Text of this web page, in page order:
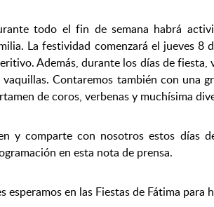
todo el fin de semana habrá
La festividad comenzará el jueves
Además, durante los días de fiesta,
vaquillas. Contaremos también con una
de coros, verbenas y muchísima
y comparte con nosotros estos días
en esta nota de prensa.
esperamos en las Fiestas de Fátima para